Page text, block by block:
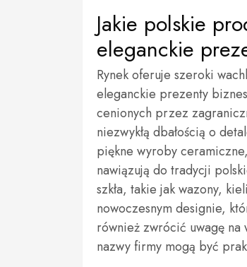
Jakie polskie
eleganckie
Rynek oferuje szeroki
eleganckie prezenty
cenionych przez
niezwykłą dbałością o
piękne wyroby
nawiązują do tradycji
szkła, takie jak wazony,
nowoczesnym designie,
również zwrócić uwagę
nazwy firmy mogą być